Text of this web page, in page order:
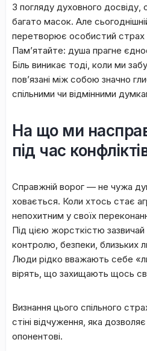
​З погляду духовного досвіду,
багато масок. Але
перетворює особистий страх
Пам’ятайте: душа прагне
Біль виникає тоді, коли ми
пов’язані між собою значно
спільними чи відмінними
​На що ми
під час
​Справжній ворог — не чужа
ховається. Коли хтось стає
непохитним у своїх
Під цією жорсткістю
контролю, безпеки, близьких
Люди рідко вважають себе
вірять, що захищають щось
​Визнання цього спільного
стіні відчуження, яка
опонентові.